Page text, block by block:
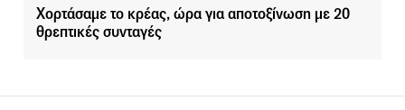
Χορτάσαμε το κρέας, ώρα για αποτοξίνωση με 20
θρεπτικές συνταγές